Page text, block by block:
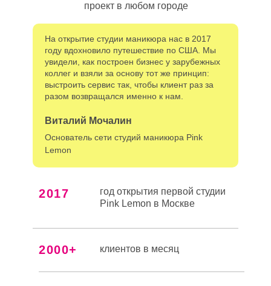
проект в любом городе
На открытие студии маникюра нас в 2017
году вдохновило путешествие по США. Мы
увидели, как построен бизнес у зарубежных
коллег и взяли за основу тот же принцип:
выстроить сервис так, чтобы клиент раз за
разом возвращался именно к нам.
Виталий Мочалин
Основатель сети студий маникюра Pink
Lemon
2017
год открытия первой студии
Pink Lemon в Москве
2000+ клиентов в месяц